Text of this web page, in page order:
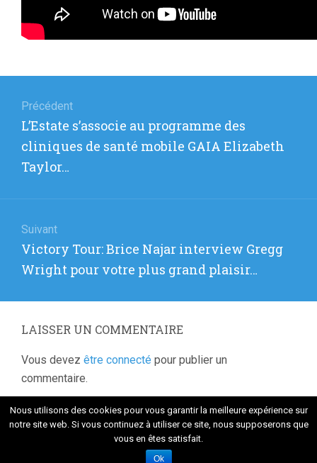
de
l’article
Précédent
Article
précédent
:
L’Estate s’associe au programme des
cliniques de santé mobile GAIA Elizabeth
Taylor…
Suivant
Article
suivant
Victory Tour: Brice Najar interview Gregg
Wright pour votre plus grand plaisir…
LAISSER UN COMMENTAIRE
Vous devez être connecté pour publier un
commentaire.
Nous utilisons des cookies pour vous garantir la meilleure expérience sur
notre site web. Si vous continuez à utiliser ce site, nous supposerons que
vous en êtes satisfait.
Ok